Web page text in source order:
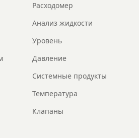
Расходомер
Анализ жидкости
Уровень
Давление
Системные продукты
Температура
Клапаны